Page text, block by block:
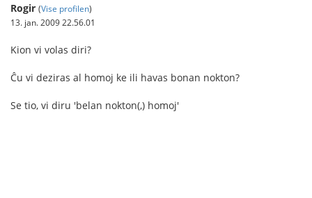
Rogir (Vise profilen)
13. jan. 2009 22.56.01
Kion vi volas diri?
Ĉu vi deziras al homoj ke ili havas bonan nokton?
Se tio, vi diru 'belan nokton(,) homoj'